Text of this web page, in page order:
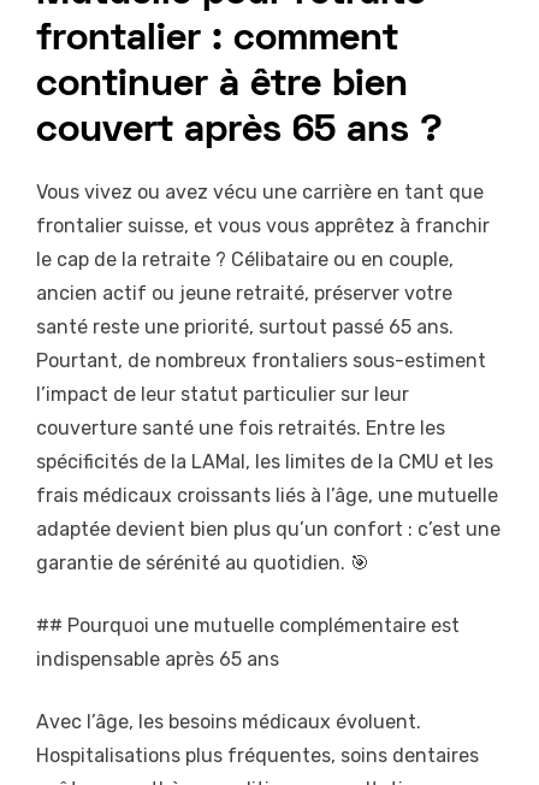
frontalier : comment
continuer à être bien
couvert après 65 ans ?
Vous vivez ou avez vécu une carrière en tant que
frontalier suisse, et vous vous apprêtez à franchir
le cap de la retraite ? Célibataire ou en couple,
ancien actif ou jeune retraité, préserver votre
santé reste une priorité, surtout passé 65 ans.
Pourtant, de nombreux frontaliers sous-estiment
l’impact de leur statut particulier sur leur
couverture santé une fois retraités. Entre les
spécificités de la LAMal, les limites de la CMU et les
frais médicaux croissants liés à l’âge, une mutuelle
adaptée devient bien plus qu’un confort : c’est une
garantie de sérénité au quotidien. 🎯
## Pourquoi une mutuelle complémentaire est
indispensable après 65 ans
Avec l’âge, les besoins médicaux évoluent.
Hospitalisations plus fréquentes, soins dentaires